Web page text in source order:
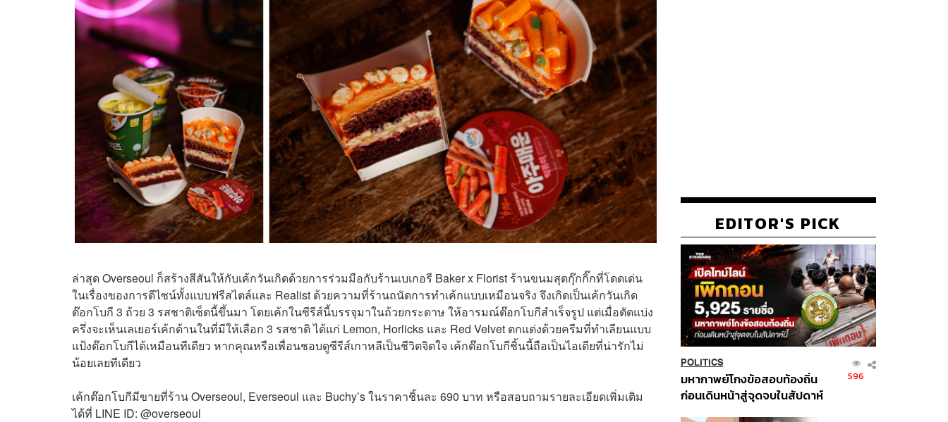
ล่าสุด Overseoul ก็สร้างสีสันให้กับเค้กวันเกิดด้วยการร่วมมือกับร้านเบเกอรี Baker x Florist ร้านขนมสุดกุ๊กกิ๊กที่โดดเด่น
ในเรื่องของการดีไซน์ทั้งแบบฟรีสไตล์และ Realist ด้วยความที่ร้านถนัดการทำเค้กแบบเหมือนจริง จึงเกิดเป็นเค้กวันเกิด
ต๊อกโบกี 3 ถ้วย 3 รสชาติเซ็ตนี้ขึ้นมา โดยเค้กในซีรีส์นี้บรรจุมาในถ้วยกระดาษ ให้อารมณ์ต๊อกโบกีสำเร็จรูป แต่เมื่อตัดแบ่ง
ครึ่งจะเห็นเลเยอร์เค้กด้านในที่มีให้เลือก 3 รสชาติ ได้แก่ Lemon, Horlicks และ Red Velvet ตกแต่งด้วยครีมที่ทำเลียนแบบ
แป้งต๊อกโบกีได้เหมือนทีเดียว หากคุณหรือเพื่อนชอบดูซีรีส์เกาหลีเป็นชีวิตจิตใจ เค้กต๊อกโบกีชิ้นนี้ถือเป็นไอเดียที่น่ารักไม่
น้อยเลยทีเดียว
เค้กต๊อกโบกีมีขายที่ร้าน Overseoul, Everseoul และ Buchy’s ในราคาชิ้นละ 690 บาท หรือสอบถามรายละเอียดเพิ่มเติม
ได้ที่ LINE ID: @overseoul
EDITOR'S PICK
POLITICS
มหากาพย์โกงข้อสอบท้องถิ่น
ก่อนเดินหน้าสู่จุดจบในสัปดาห์
596